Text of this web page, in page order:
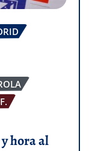
hora al